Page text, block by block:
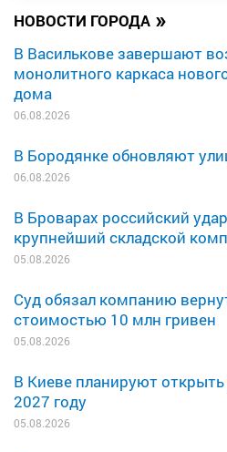
НОВОСТИ ГОРОДА »
В Василькове завершают
монолитного каркаса
дома
06.08.2026
В Бородянке обновляют
06.08.2026
В Броварах российский
крупнейший складской
05.08.2026
Суд обязал компанию
стоимостью 10 млн гривен
05.08.2026
В Киеве планируют
2027 году
05.08.2026